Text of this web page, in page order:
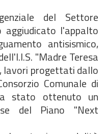
del Settore
l'appalto
antisismico,
"Madre Teresa
lavori progettati dallo
Comunale di
stato ottenuto un
del Piano "Next